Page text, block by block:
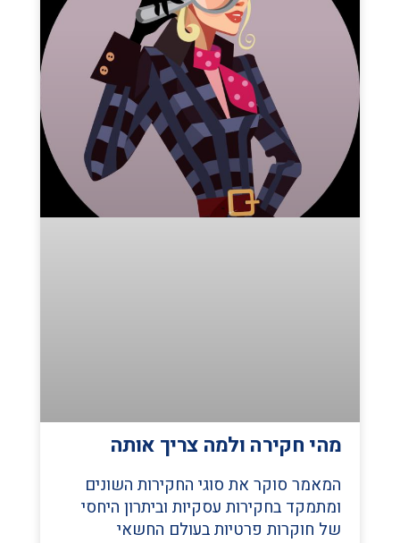
מהי חקירה ולמה צריך אותה
המאמר סוקר את סוגי החקירות השונים
ומתמקד בחקירות עסקיות וביתרון היחסי
של חוקרות פרטיות בעולם החשאי